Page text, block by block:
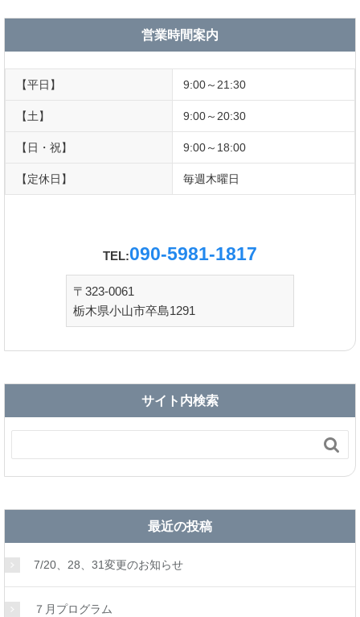
営業時間案内
【平日】 9:00～21:30
【土】 9:00～20:30
【日・祝】 9:00～18:00
【定休日】 毎週木曜日
TEL:090-5981-1817
〒323-0061
栃木県小山市卒島1291
サイト内検索

最近の投稿
7/20、28、31変更のお知らせ
７月プログラム